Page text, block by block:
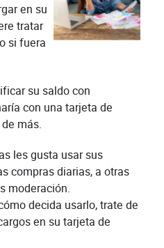
en su
tratar
si fuera
su saldo con
con una tarjeta de
más.
les gusta usar sus
compras diarias, a otras
moderación.
decida usarlo, trate de
en su tarjeta de